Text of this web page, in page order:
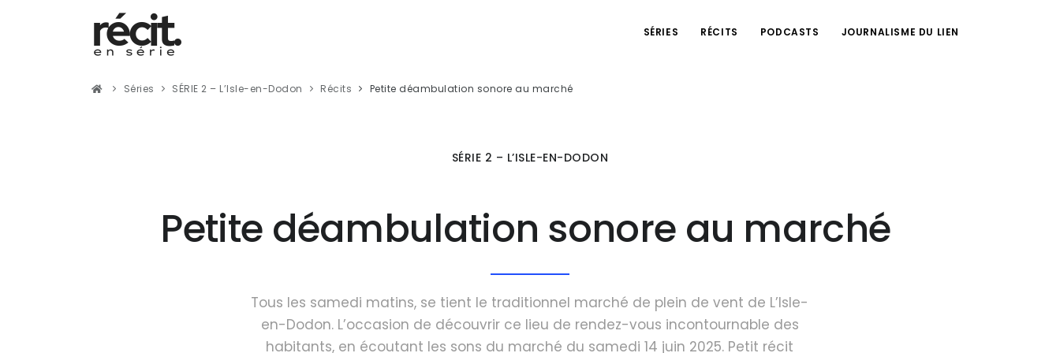
SÉRIES RÉCITS PODCASTS JOURNALISME DU LIEN
Séries SÉRIE 2 – L’Isle-en-Dodon Récits Petite déambulation sonore au marché
SÉRIE 2 – L’ISLE-EN-DODON
Petite déambulation sonore au marché
Tous les samedi matins, se tient le traditionnel marché de plein de vent de L’Isle-
en-Dodon. L’occasion de découvrir ce lieu de rendez-vous incontournable des
habitants, en écoutant les sons du marché du samedi 14 juin 2025. Petit récit